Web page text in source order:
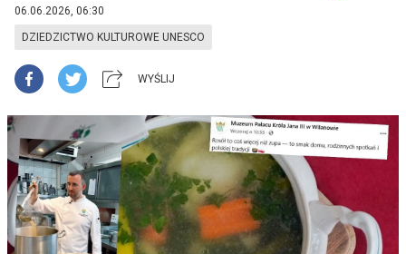
06.06.2026, 06:30
DZIEDZICTWO KULTUROWE UNESCO
WYŚLIJ